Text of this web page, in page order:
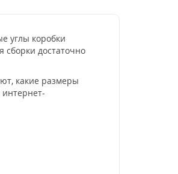
углы коробки
достаточно
какие размеры